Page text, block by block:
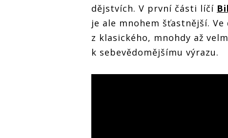
dějstvích. V první části líčí
je ale mnohem šťastnější.
z klasického, mnohdy až
k sebevědomějšímu výrazu.